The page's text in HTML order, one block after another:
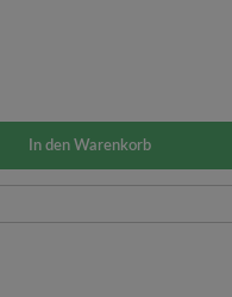
In den Warenkorb